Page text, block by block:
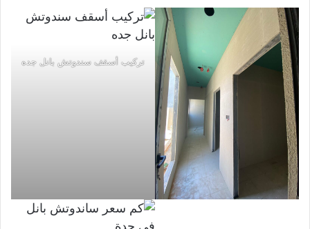
تركيب أسقف سندوتش بانل جده